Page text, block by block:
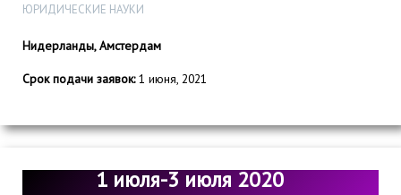
ЮРИДИЧЕСКИЕ НАУКИ
Нидерланды, Амстердам
Срок подачи заявок:1 июня, 2021
1 июля-3 июля 2020